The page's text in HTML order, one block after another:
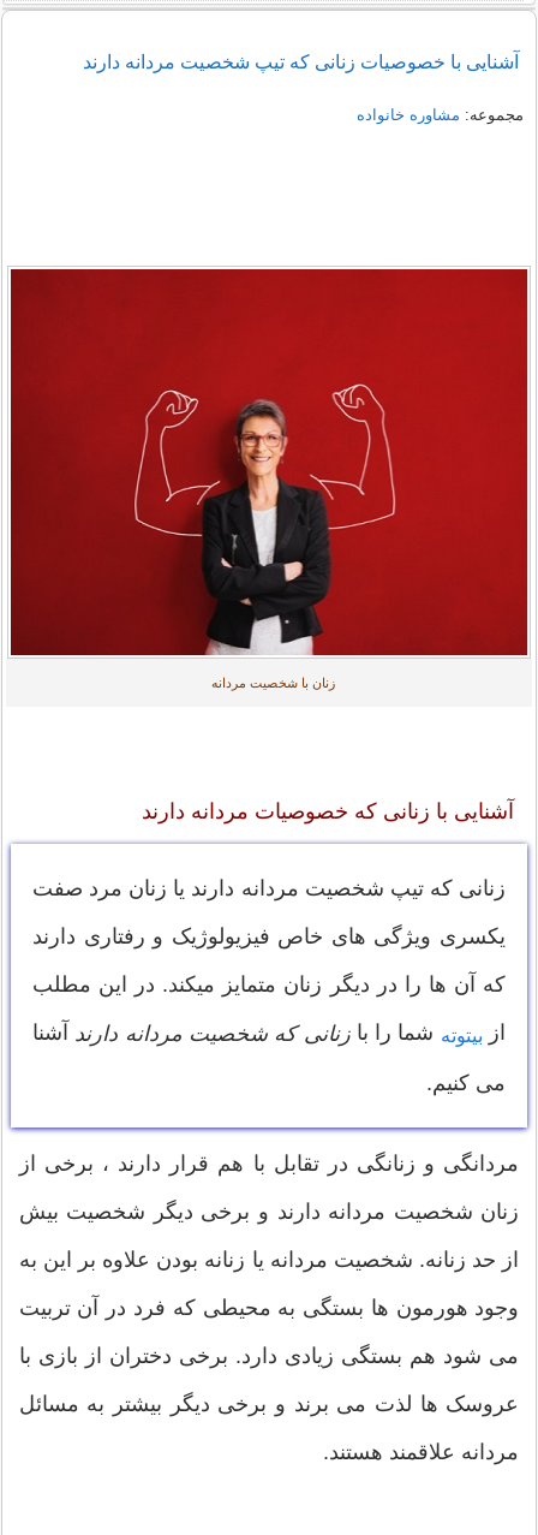
آشنایی با خصوصیات زنانی که تیپ شخصیت مردانه دارند
مجموعه: مشاوره خانواده
زنان با شخصیت مردانه
آشنایی با زنانی که خصوصیات مردانه دارند
زنانی که تیپ شخصیت مردانه دارند یا زنان مرد صفت
یکسری ویژگی های خاص فیزیولوژیک و رفتاری دارند
که آن ها را در دیگر زنان متمایز میکند. در این مطلب
از
بیتوته شما را با زنانی که شخصیت مردانه دارند آشنا
می کنیم.
مردانگی و زنانگی در تقابل با هم قرار دارند ، برخی از
زنان شخصیت مردانه دارند و برخی دیگر شخصیت بیش
از حد زنانه. شخصیت مردانه یا زنانه بودن علاوه بر این به
وجود هورمون ها بستگی به محیطی که فرد در آن تربیت
می شود هم بستگی زیادی دارد. برخی دختران از بازی با
عروسک ها لذت می برند و برخی دیگر بیشتر به مسائل
مردانه علاقمند هستند.